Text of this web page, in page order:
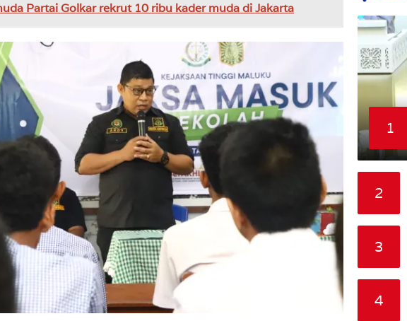
Partai Golkar rekrut 10 ribu kader muda di Jakarta
1
2
3
4